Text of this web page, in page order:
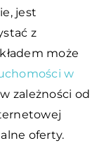
jest
z
może
w
zależności od
oferty.